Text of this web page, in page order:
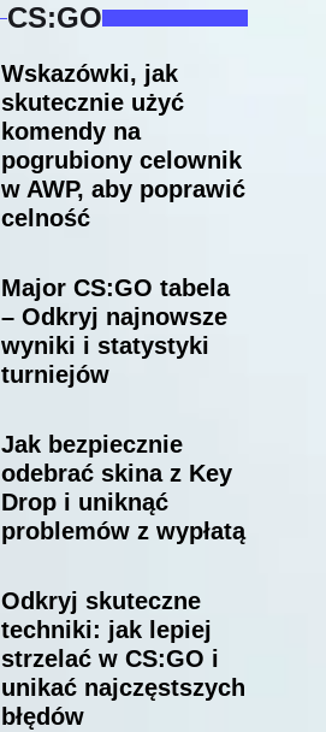
CS:GO
Wskazówki, jak
skutecznie użyć
komendy na
pogrubiony celownik
w AWP, aby poprawić
celność
Major CS:GO tabela
– Odkryj najnowsze
wyniki i statystyki
turniejów
Jak bezpiecznie
odebrać skina z Key
Drop i uniknąć
problemów z wypłatą
Odkryj skuteczne
techniki: jak lepiej
strzelać w CS:GO i
unikać najczęstszych
błędów